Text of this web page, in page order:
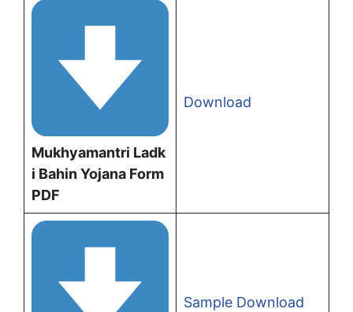
Mukhyamantri Ladk
i Bahin Yojana Form
PDF
Download
Sample Download